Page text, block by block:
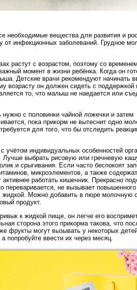
необходимые вещества для развития и
инфекционных заболеваний. Грудное
растут с возрастом, поэтому со
момент в жизни ребёнка. Когда он
Детские врачи рекомендуют начинать
возрасту он должен сидеть с поддержкой
то, что малыш не наедается или
с половинки чайной ложечки и затем
пока прикорм не вытеснит одно
для того, что бы отследить
учётом индивидуальных особенностей
Лучше выбрать рисовую или гречневую
и срыгивания. Если часто беспокоят
микроэлементов, а также содержат
работать кишечник. Прекрасно
переваривается, не вызывает повышенного
Можно добавить в пюре молочную
продукт.
к жидкой пище, он легче его
сторона этого прикорма такова, что
фрукты могут вызывать у некоторых
попробуйте ввести их через месяц.